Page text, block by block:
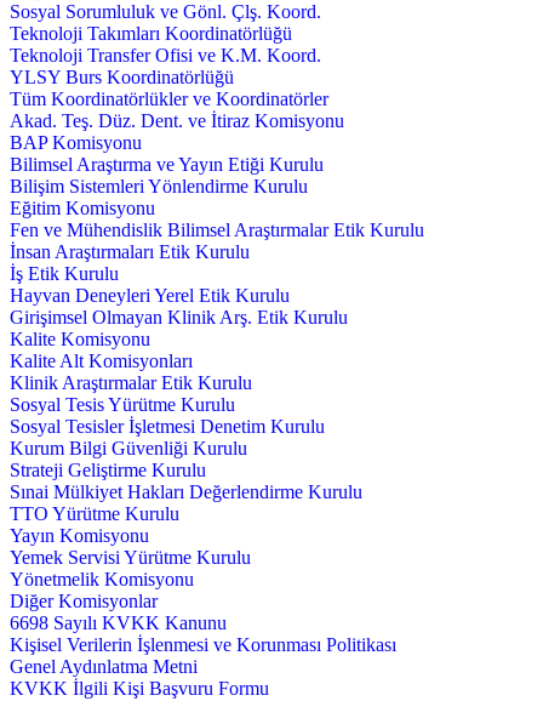
Sosyal Sorumluluk ve Gönl. Çlş. Koord.
Teknoloji Takımları Koordinatörlüğü
Teknoloji Transfer Ofisi ve K.M. Koord.
YLSY Burs Koordinatörlüğü
Tüm Koordinatörlükler ve Koordinatörler
Akad. Teş. Düz. Dent. ve İtiraz Komisyonu
BAP Komisyonu
Bilimsel Araştırma ve Yayın Etiği Kurulu
Bilişim Sistemleri Yönlendirme Kurulu
Eğitim Komisyonu
Fen ve Mühendislik Bilimsel Araştırmalar Etik Kurulu
İnsan Araştırmaları Etik Kurulu
İş Etik Kurulu
Hayvan Deneyleri Yerel Etik Kurulu
Girişimsel Olmayan Klinik Arş. Etik Kurulu
Kalite Komisyonu
Kalite Alt Komisyonları
Klinik Araştırmalar Etik Kurulu
Sosyal Tesis Yürütme Kurulu
Sosyal Tesisler İşletmesi Denetim Kurulu
Kurum Bilgi Güvenliği Kurulu
Strateji Geliştirme Kurulu
Sınai Mülkiyet Hakları Değerlendirme Kurulu
TTO Yürütme Kurulu
Yayın Komisyonu
Yemek Servisi Yürütme Kurulu
Yönetmelik Komisyonu
Diğer Komisyonlar
6698 Sayılı KVKK Kanunu
Kişisel Verilerin İşlenmesi ve Korunması Politikası
Genel Aydınlatma Metni
KVKK İlgili Kişi Başvuru Formu